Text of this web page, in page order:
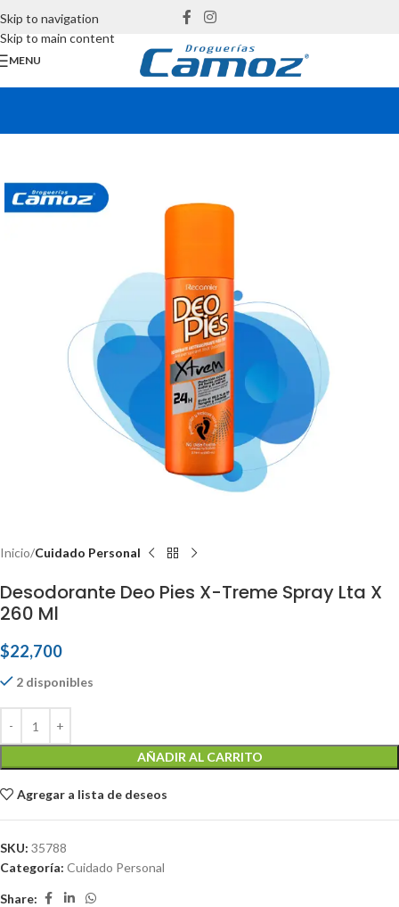
Skip to navigation
Skip to main content
MENU
Inicio Cuidado Personal
Desodorante Deo Pies X-Treme Spray Lta X
260 Ml
$22,700
2 disponibles
AÑADIR AL CARRITO
Agregar a lista de deseos
SKU: 35788
Categoría: Cuidado Personal
Share: